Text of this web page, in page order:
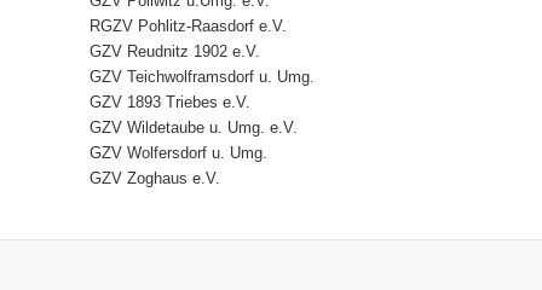
RGZV Pohlitz-Raasdorf e.V.
GZV Reudnitz 1902 e.V.
GZV Teichwolframsdorf u. Umg.
GZV 1893 Triebes e.V.
GZV Wildetaube u. Umg. e.V.
GZV Wolfersdorf u. Umg.
GZV Zoghaus e.V.